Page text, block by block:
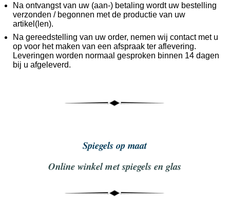
Na ontvangst van uw (aan-) betaling wordt uw bestelling
verzonden / begonnen met de productie van uw
artikel(len).
Na gereedstelling van uw order, nemen wij contact met u
op voor het maken van een afspraak ter aflevering.
Leveringen worden normaal gesproken binnen 14 dagen
bij u afgeleverd.
Spiegels op maat
Online winkel met spiegels en glas